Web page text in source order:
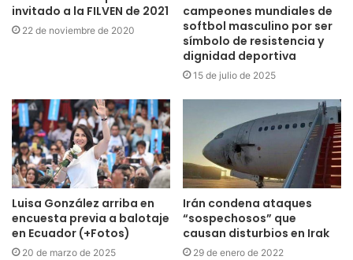
invitado a la FILVEN de 2021
22 de noviembre de 2020
campeones mundiales de
softbol masculino por ser
símbolo de resistencia y
dignidad deportiva
15 de julio de 2025
Luisa González arriba en
encuesta previa a balotaje
en Ecuador (+Fotos)
20 de marzo de 2025
Irán condena ataques
“sospechosos” que
causan disturbios en Irak
29 de enero de 2022